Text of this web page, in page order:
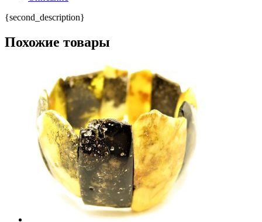
{second_description}
Похожие товары